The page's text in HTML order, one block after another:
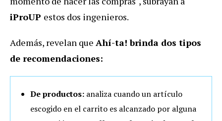
iProUP estos dos ingenieros.
Además, revelan que Ahí-ta! brinda dos tipos
de recomendaciones:
De productos: analiza cuando un artículo
escogido en el carrito es alcanzado por alguna